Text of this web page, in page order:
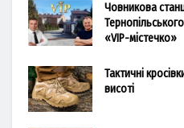
Човникова
«VIP-містечко»
Тактичні
висоті